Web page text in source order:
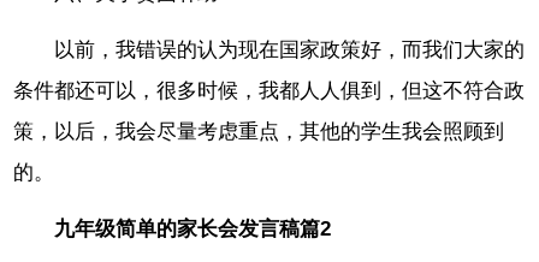
以前，我错误的认为现在国家政策好，而我们大家的
条件都还可以，很多时候，我都人人俱到，但这不符合政
策，以后，我会尽量考虑重点，其他的学生我会照顾到
的。
九年级简单的家长会发言稿篇2